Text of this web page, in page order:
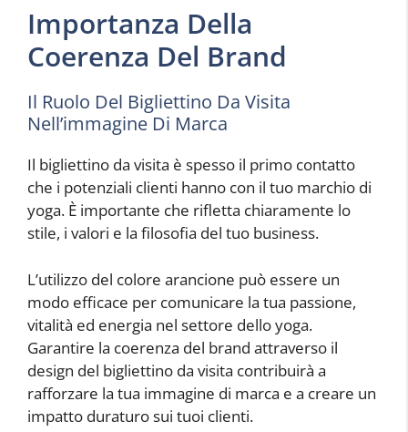
Importanza Della
Coerenza Del Brand
Il Ruolo Del Bigliettino Da Visita
Nell’immagine Di Marca
Il bigliettino da visita è spesso il primo contatto
che i potenziali clienti hanno con il tuo marchio di
yoga. È importante che rifletta chiaramente lo
stile, i valori e la filosofia del tuo business.
L’utilizzo del colore arancione può essere un
modo efficace per comunicare la tua passione,
vitalità ed energia nel settore dello yoga.
Garantire la coerenza del brand attraverso il
design del bigliettino da visita contribuirà a
rafforzare la tua immagine di marca e a creare un
impatto duraturo sui tuoi clienti.